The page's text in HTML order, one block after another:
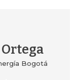
Bogotá